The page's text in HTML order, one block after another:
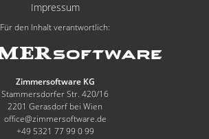
Impressum
Für den Inhalt verantwortlich:
Zimmersoftware KG
Stammersdorfer Str. 420/16
2201 Gerasdorf bei Wien
office@zimmersoftware.de
+49 5321 77 99 0 99